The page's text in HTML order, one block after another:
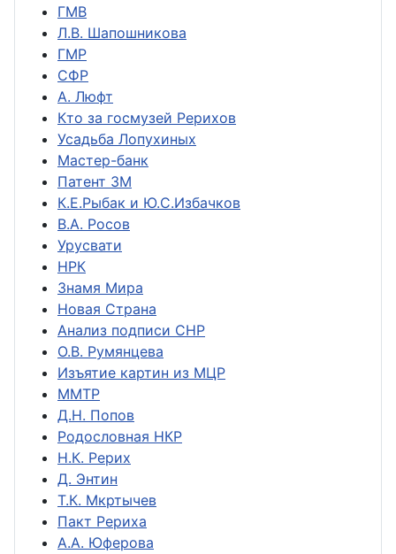
ГМВ
Л.В. Шапошникова
ГМР
СФР
А. Люфт
Кто за госмузей Рерихов
Усадьба Лопухиных
Мастер-банк
Патент ЗМ
К.Е.Рыбак и Ю.С.Избачков
В.А. Росов
Урусвати
НРК
Знамя Мира
Новая Страна
Анализ подписи СНР
О.В. Румянцева
Изъятие картин из МЦР
ММТР
Д.Н. Попов
Родословная НКР
Н.К. Рерих
Д. Энтин
Т.К. Мкртычев
Пакт Рериха
А.А. Юферова